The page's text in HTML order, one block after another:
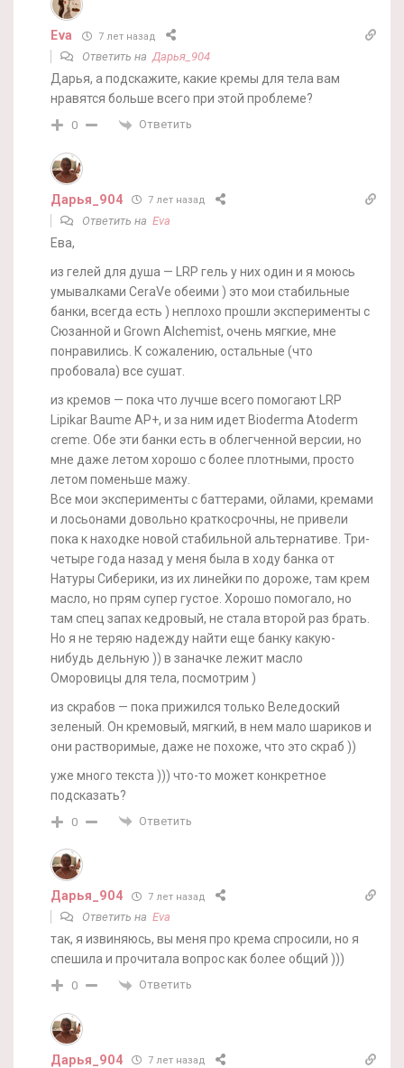
Eva 7 лет назад
Ответить наДарья_904
Дарья, а подскажите, какие кремы для тела вам
нравятся больше всего при этой проблеме?
0 Ответить
Дарья_904 7 лет назад
Ответить на Eva
Ева,
из гелей для душа — LRP гель у них один и я моюсь
умывалками CeraVe обеими ) это мои стабильные
банки, всегда есть ) неплохо прошли эксперименты с
Сюзанной и Grown Alchemist, очень мягкие, мне
понравились. К сожалению, остальные (что
пробовала) все сушат.
из кремов — пока что лучше всего помогают LRP
Lipikar Baume AP+, и за ним идет Bioderma Atoderm
creme. Обе эти банки есть в облегченной версии, но
мне даже летом хорошо с более плотными, просто
летом поменьше мажу.
Все мои эксперименты с баттерами, ойлами, кремами
и лосьонами довольно краткосрочны, не привели
пока к находке новой стабильной альтернативе. Три-
четыре года назад у меня была в ходу банка от
Натуры Сиберики, из их линейки по дороже, там крем
масло, но прям супер густое. Хорошо помогало, но
там спец запах кедровый, не стала второй раз брать.
Но я не теряю надежду найти еще банку какую-
нибудь дельную )) в заначке лежит масло
Оморовицы для тела, посмотрим )
из скрабов — пока прижился только Веледоский
зеленый. Он кремовый, мягкий, в нем мало шариков и
они растворимые, даже не похоже, что это скраб ))
уже много текста ))) что-то может конкретное
подсказать?
0 Ответить
Дарья_904 7 лет назад
Ответить на Eva
так, я извиняюсь, вы меня про крема спросили, но я
спешила и прочитала вопрос как более общий )))
0 Ответить
Дарья_904 7 лет назад